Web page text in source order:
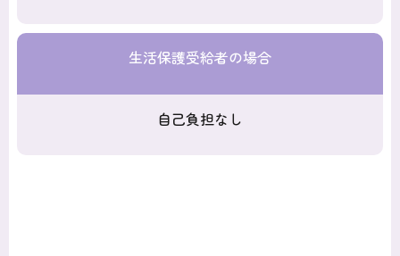
生活保護受給者の場合
自己負担なし